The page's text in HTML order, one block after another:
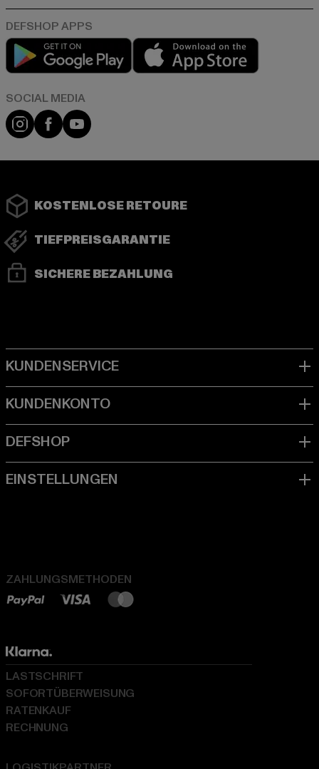
Play market
Instagram
FacebookYouTube
KOSTENLOSE RETOURE
TIEFPREISGARANTIE
SICHERE BEZAHLUNG
ZAHLUNGSMETHODEN
LASTSCHRIFT
SOFORTÜBERWEISUNG
RATENKAUF
RECHNUNG